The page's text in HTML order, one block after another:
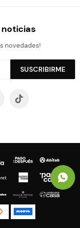
novedades!
SUSCRIBIRME
